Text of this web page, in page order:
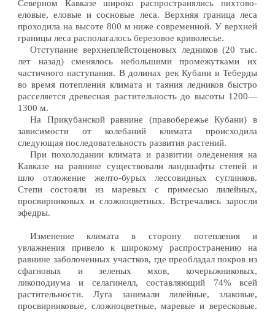
Северном Кавказе широко распространялись пихтово-
еловые, еловые и сосновые леса. Верхняя граница леса
проходила на высоте 800 м ниже современной. У верхней
границы леса располагалось березовое криволесье.
Отступание верхнеплейстоценовых ледников (20 тыс.
лет назад) сменялось небольшими промежутками их
частичного наступания. В долинах рек Кубани и Теберды
во время потепления климата и таяния ледников быстро
расселяется древесная растительность до высоты 1200—
1300 м.
На Прикубанской равнине (правобережье Кубани) в
зависимости от колебаний климата происходила
следующая последовательность развития растений.
При похолодании климата и развитии оледенения на
Кавказе на равнине существовали ландшафты степей и
шло отложение желто-бурых лессовидных суглинков.
Степи состояли из маревых с примесью лилейных,
просвирниковых и сложноцветных. Встречались заросли
эфедры.
Изменение климата в сторону потепления и
увлажнения привело к широкому распространению на
равнине заболоченных участков, где преобладал покров из
сфагновых и зеленых мхов, кочерыжниковых,
ликоподиума и селагинелл, составляющий 74% всей
растительности. Луга занимали лилейные, злаковые,
просвирниковые, сложноцветные, маревые и вересковые.